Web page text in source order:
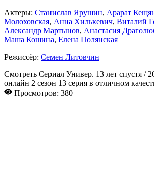
Актеры: Станислав Ярушин, Арарат
Молоховская, Анна Хилькевич, Виталий
Александр Мартынов, Анастасия
Маша Кошина, Елена Полянская
Режиссёр: Семен Литовчин
Смотреть Сериал Универ. 13 лет спустя /
онлайн 2 сезон 13 серия в отличном
Просмотров: 380